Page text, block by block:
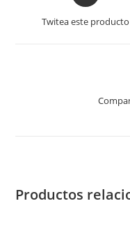
Twitea este producto
Productos